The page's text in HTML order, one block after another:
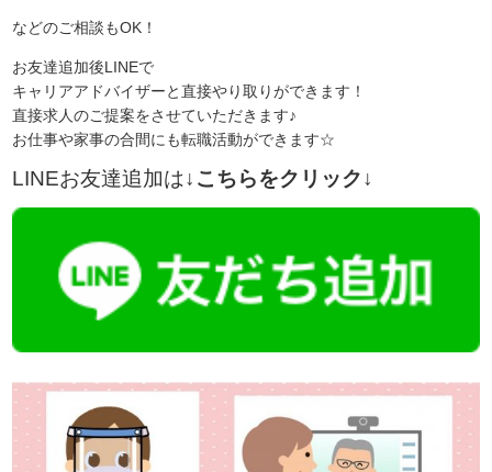
などのご相談もOK！
お友達追加後LINEで
キャリアアドバイザーと直接やり取りができます！
直接求人のご提案をさせていただきます♪
お仕事や家事の合間にも転職活動ができます☆
LINEお友達追加は↓こちらをクリック↓